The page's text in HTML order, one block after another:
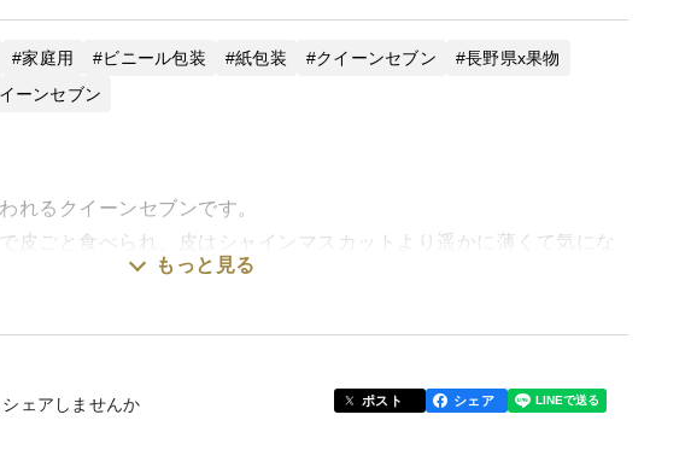
家庭用 ビニール包装 紙包装 クイーンセブン
長野県x果物
ーンセブン
るクイーンセブンです。
皮ごと食べられ、皮はシャインマスカットより遥かに薄くて気にな
マスカット とは違って濃厚で砂糖菓子のようです！
もっと見る
ェアしませんか ポスト シェア